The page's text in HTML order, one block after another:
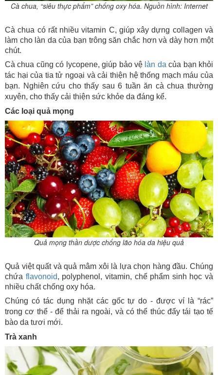
Cà chua, “siêu thực phẩm” chống oxy hóa. Nguồn hình: Internet
Cà chua có rất nhiều vitamin C, giúp xây dựng collagen và
làm cho làn da của bạn trông săn chắc hơn và dày hơn một
chút.
Cà chua cũng có lycopene, giúp bảo vệ làn da của bạn khỏi
tác hại của tia tử ngoại và cải thiện hệ thống mạch máu của
bạn. Nghiên cứu cho thấy sau 6 tuần ăn cà chua thường
xuyên, cho thấy cải thiện sức khỏe da đáng kể.
Các loại quả mọng
Quả mọng thần dược chống lão hóa da hiệu quả
Quả việt quất và quả mâm xôi là lựa chọn hàng đầu. Chúng
chứa flavonoid, polyphenol, vitamin, chế phẩm sinh học và
nhiều chất chống oxy hóa.
Chúng có tác dụng nhặt các gốc tự do - được ví là “rác”
trong cơ thể - để thải ra ngoài, và có thể thúc đẩy tái tạo tế
bào da tươi mới.
Trà xanh